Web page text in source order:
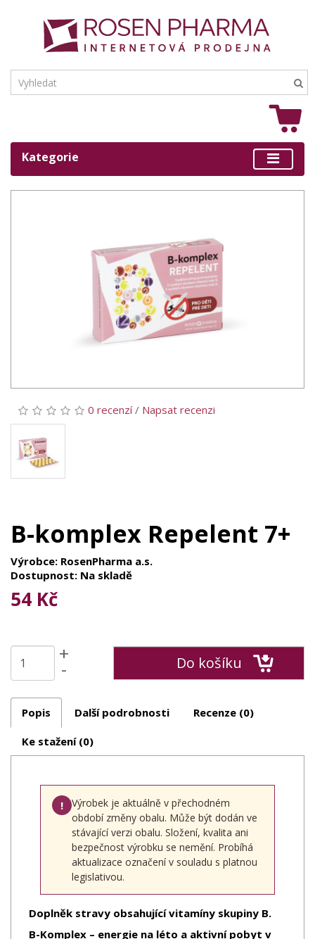
Kategorie
0 recenzí/ Napsat recenzi
B-komplex Repelent 7+
Výrobce: RosenPharma a.s.
Dostupnost: Na skladě
54 Kč
+
- Do košíku
Popis Další podrobnosti Recenze (0)
Ke stažení (0)
!
Výrobek je aktuálně v přechodném
období změny obalu. Může být dodán ve
stávající verzi obalu. Složení, kvalita ani
bezpečnost výrobku se nemění. Probíhá
aktualizace označení v souladu s platnou
legislativou.
Doplněk stravy obsahující vitamíny skupiny B.
B-Komplex – energie na léto a aktivní pobyt v